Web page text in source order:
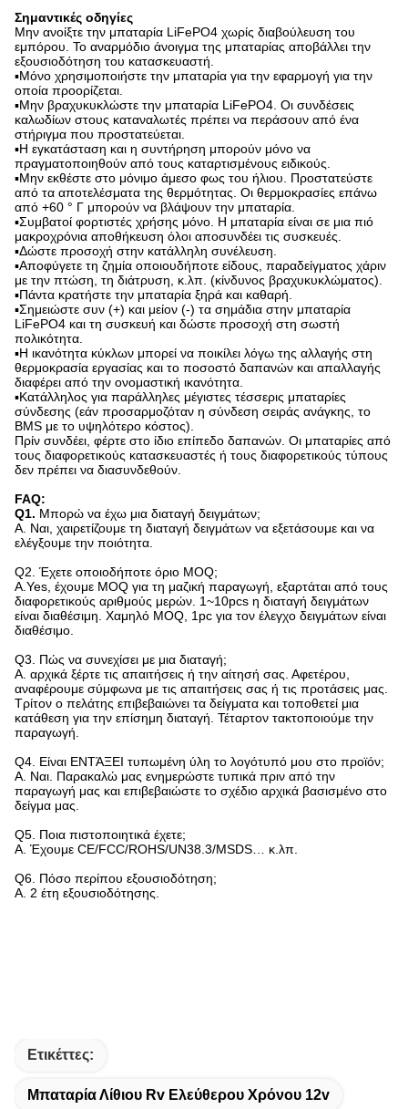
Σημαντικές οδηγίες
Μην ανοίξτε την μπαταρία LiFePO4 χωρίς διαβούλευση του
εμπόρου. Το αναρμόδιο άνοιγμα της μπαταρίας αποβάλλει την
εξουσιοδότηση του κατασκευαστή.
▪Μόνο χρησιμοποιήστε την μπαταρία για την εφαρμογή για την
οποία προορίζεται.
▪Μην βραχυκυκλώστε την μπαταρία LiFePO4. Οι συνδέσεις
καλωδίων στους καταναλωτές πρέπει να περάσουν από ένα
στήριγμα που προστατεύεται.
▪Η εγκατάσταση και η συντήρηση μπορούν μόνο να
πραγματοποιηθούν από τους καταρτισμένους ειδικούς.
▪Μην εκθέστε στο μόνιμο άμεσο φως του ήλιου. Προστατεύστε
από τα αποτελέσματα της θερμότητας. Οι θερμοκρασίες επάνω
από +60 ° Γ μπορούν να βλάψουν την μπαταρία.
▪Συμβατοί φορτιστές χρήσης μόνο. Η μπαταρία είναι σε μια πιό
μακροχρόνια αποθήκευση όλοι αποσυνδέει τις συσκευές.
▪Δώστε προσοχή στην κατάλληλη συνέλευση.
▪Αποφύγετε τη ζημία οποιουδήποτε είδους, παραδείγματος χάριν
με την πτώση, τη διάτρυση, κ.λπ. (κίνδυνος βραχυκυκλώματος).
▪Πάντα κρατήστε την μπαταρία ξηρά και καθαρή.
▪Σημειώστε συν (+) και μείον (-) τα σημάδια στην μπαταρία
LiFePO4 και τη συσκευή και δώστε προσοχή στη σωστή
πολικότητα.
▪Η ικανότητα κύκλων μπορεί να ποικίλει λόγω της αλλαγής στη
θερμοκρασία εργασίας και το ποσοστό δαπανών και απαλλαγής
διαφέρει από την ονομαστική ικανότητα.
▪Κατάλληλος για παράλληλες μέγιστες τέσσερις μπαταρίες
σύνδεσης (εάν προσαρμοζόταν η σύνδεση σειράς ανάγκης, το
BMS με το υψηλότερο κόστος).
Πρίν συνδέει, φέρτε στο ίδιο επίπεδο δαπανών. Οι μπαταρίες από
τους διαφορετικούς κατασκευαστές ή τους διαφορετικούς τύπους
δεν πρέπει να διασυνδεθούν.
FAQ:
Q1. Μπορώ να έχω μια διαταγή δειγμάτων;
Α. Ναι, χαιρετίζουμε τη διαταγή δειγμάτων να εξετάσουμε και να
ελέγξουμε την ποιότητα.
Q2. Έχετε οποιοδήποτε όριο MOQ;
A.Yes, έχουμε MOQ για τη μαζική παραγωγή, εξαρτάται από τους
διαφορετικούς αριθμούς μερών. 1~10pcs η διαταγή δειγμάτων
είναι διαθέσιμη. Χαμηλό MOQ, 1pc για τον έλεγχο δειγμάτων είναι
διαθέσιμο.
Q3. Πώς να συνεχίσει με μια διαταγή;
Α. αρχικά ξέρτε τις απαιτήσεις ή την αίτησή σας. Αφετέρου,
αναφέρουμε σύμφωνα με τις απαιτήσεις σας ή τις προτάσεις μας.
Τρίτον ο πελάτης επιβεβαιώνει τα δείγματα και τοποθετεί μια
κατάθεση για την επίσημη διαταγή. Τέταρτον τακτοποιούμε την
παραγωγή.
Q4. Είναι ΕΝΤΆΞΕΙ τυπωμένη ύλη το λογότυπό μου στο προϊόν;
Α. Ναι. Παρακαλώ μας ενημερώστε τυπικά πριν από την
παραγωγή μας και επιβεβαιώστε το σχέδιο αρχικά βασισμένο στο
δείγμα μας.
Q5. Ποια πιστοποιητικά έχετε;
Α. Έχουμε CE/FCC/ROHS/UN38.3/MSDS… κ.λπ.
Q6. Πόσο περίπου εξουσιοδότηση;
Α. 2 έτη εξουσιοδότησης.
Ετικέττες:
Μπαταρία Λίθιου Rv Ελεύθερου Χρόνου 12v